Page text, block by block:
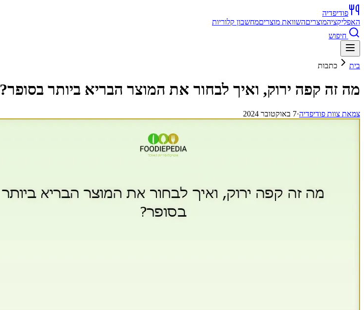
פודיפדיה
האפליקציהמוצריםהשוואת מוצריםמחשבון קלוריות
חיפוש
בית כתבות
מה זה קפה ירוק, ואיך לבחור את המוצר הבריא ביותר בסופר?
צמאת צוות פודיפדיה·7 באוקטובר 2024